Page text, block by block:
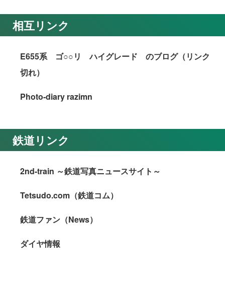
相互リンク
E655系 ゴ○○リ ハイグレード のブログ（リンク
切れ）
Photo-diary razimn
鉄道リンク
2nd-train ～鉄道写真ニュースサイト～
Tetsudo.com（鉄道コム）
鉄道ファン（News）
ダイヤ情報